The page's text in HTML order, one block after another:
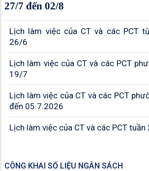
27/7 đến 02/8
Lịch làm việc của CT và các PCT
26/6
Lịch làm việc của CT và các PCT
19/7
Lịch làm việc của CT và các PCT
đến 05.7.2026
Lịch làm việc của CT và các PCT
CÔNG KHAI SỐ LIỆU NGÂN SÁCH